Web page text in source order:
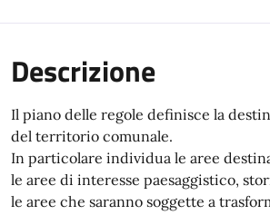
Descrizione
Il piano delle regole definisce la
del territorio comunale.
In particolare individua le aree
le aree di interesse paesaggistico,
le aree che saranno soggette a